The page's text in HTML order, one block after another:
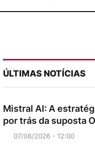
ÚLTIMAS NOTÍCIAS
Mistral AI: A
por trás da suposta
07/08/2026 - 12:00